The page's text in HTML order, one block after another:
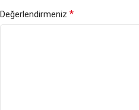
Değerlendirmeniz *